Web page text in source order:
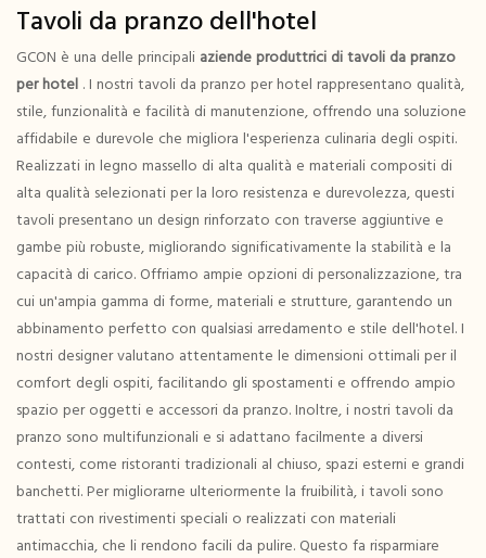
Tavoli da pranzo dell'hotel
GCON è una delle principali aziende produttrici di tavoli da pranzo
per hotel . I nostri tavoli da pranzo per hotel rappresentano qualità,
stile, funzionalità e facilità di manutenzione, offrendo una soluzione
affidabile e durevole che migliora l'esperienza culinaria degli ospiti.
Realizzati in legno massello di alta qualità e materiali compositi di
alta qualità selezionati per la loro resistenza e durevolezza, questi
tavoli presentano un design rinforzato con traverse aggiuntive e
gambe più robuste, migliorando significativamente la stabilità e la
capacità di carico. Offriamo ampie opzioni di personalizzazione, tra
cui un'ampia gamma di forme, materiali e strutture, garantendo un
abbinamento perfetto con qualsiasi arredamento e stile dell'hotel. I
nostri designer valutano attentamente le dimensioni ottimali per il
comfort degli ospiti, facilitando gli spostamenti e offrendo ampio
spazio per oggetti e accessori da pranzo. Inoltre, i nostri tavoli da
pranzo sono multifunzionali e si adattano facilmente a diversi
contesti, come ristoranti tradizionali al chiuso, spazi esterni e grandi
banchetti. Per migliorarne ulteriormente la fruibilità, i tavoli sono
trattati con rivestimenti speciali o realizzati con materiali
antimacchia, che li rendono facili da pulire. Questo fa risparmiare